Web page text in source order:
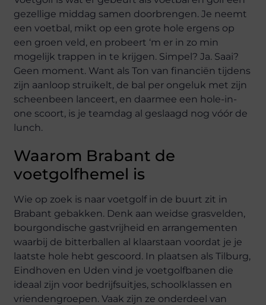
gezellige middag samen doorbrengen. Je neemt
een voetbal, mikt op een grote hole ergens op
een groen veld, en probeert ‘m er in zo min
mogelijk trappen in te krijgen. Simpel? Ja. Saai?
Geen moment. Want als Ton van financiën tijdens
zijn aanloop struikelt, de bal per ongeluk met zijn
scheenbeen lanceert, en daarmee een hole-in-
one scoort, is je teamdag al geslaagd nog vóór de
lunch.
Waarom Brabant de
voetgolfhemel is
Wie op zoek is naar voetgolf in de buurt zit in
Brabant gebakken. Denk aan weidse grasvelden,
bourgondische gastvrijheid en arrangementen
waarbij de bitterballen al klaarstaan voordat je je
laatste hole hebt gescoord. In plaatsen als Tilburg,
Eindhoven en Uden vind je voetgolfbanen die
ideaal zijn voor bedrijfsuitjes, schoolklassen en
vriendengroepen. Vaak zijn ze onderdeel van